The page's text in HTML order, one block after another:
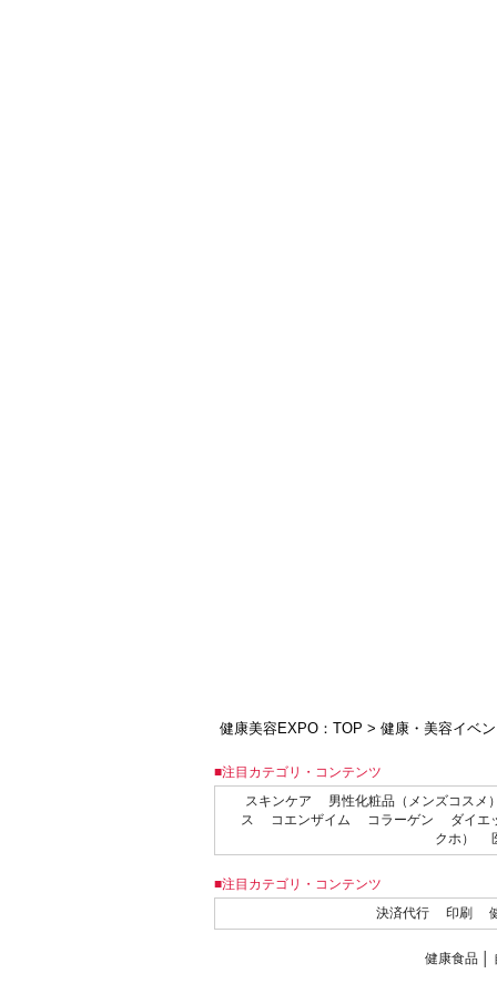
健康美容EXPO：TOP > 健康・美容イベ
■注目カテゴリ・コンテンツ
スキンケア
男性化粧品（メンズコスメ）
ス
コエンザイム コラーゲン ダイエ
クホ）
■注目カテゴリ・コンテンツ
決済代行
印刷
健康食品